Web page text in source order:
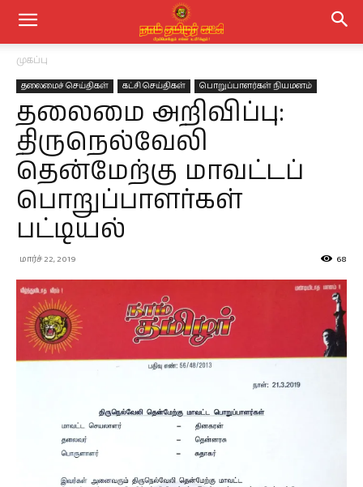
முகப்பு
தலைமைச் செய்திகள் கட்சி செய்திகள் பொறுப்பாளர்கள் நியமனம்
தலைமை அறிவிப்பு:
திருநெல்வேலி
தென்மேற்கு மாவட்டப்
பொறுப்பாளர்கள்
பட்டியல்
மார்ச் 22, 2019 68